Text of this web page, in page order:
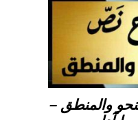
والمنطق –